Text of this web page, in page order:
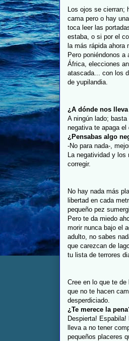
Los ojos se cierran;
cama pero o hay
toca leer las
estaba, o si por el
la más rápida
Pero poniéndonos
África, elecciones
atascada... con los
de yupilandia.
¿A dónde nos
A ningún lado;
negativa te apaga el
¿Pensabas algo
-No para nada-,
La negatividad y los
corregir.
No hay nada más
libertad en cada
pequeño pez
Pero te da miedo
morir nunca bajo el
adulto, no sabes
que carezcan de
tu lista de terrores
Cree en lo que te
que no te hacen
desperdiciado.
¿Te merece la
Despierta!
lleva a no tener
pequeños placeres